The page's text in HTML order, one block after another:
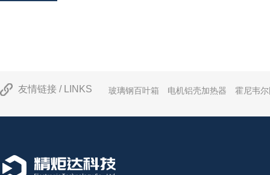
接质量判定提供核...
友情链接 / LINKS 玻璃钢百叶箱 电机铝壳加热器 霍尼韦